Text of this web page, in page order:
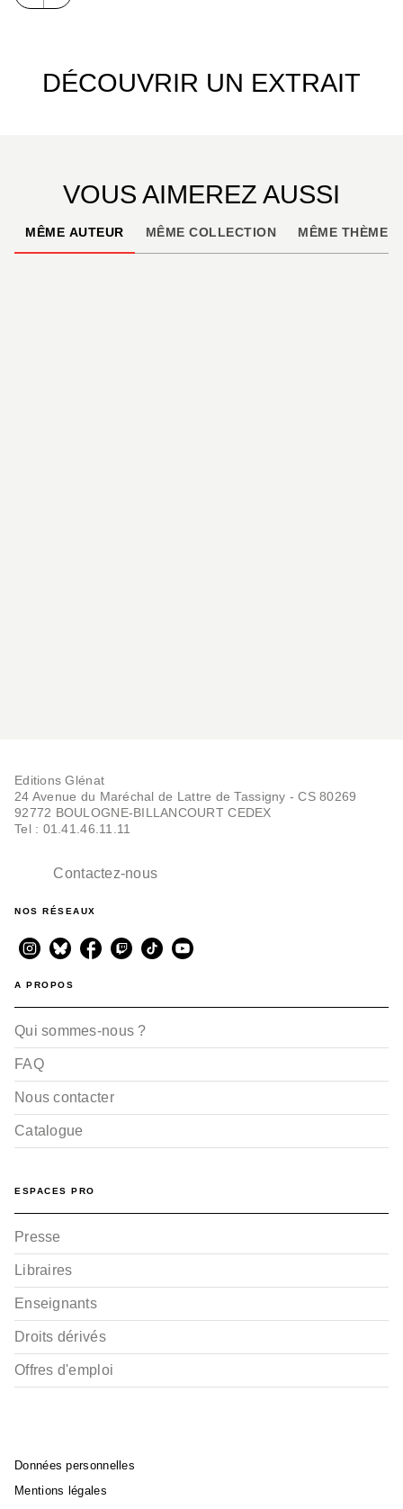
DÉCOUVRIR UN EXTRAIT
VOUS AIMEREZ AUSSI
MÊME AUTEUR MÊME COLLECTION MÊME THÈME
Editions Glénat
24 Avenue du Maréchal de Lattre de Tassigny - CS 80269
92772 BOULOGNE-BILLANCOURT CEDEX
Tel : 01.41.46.11.11
Contactez-nous
NOS RÉSEAUX
A PROPOS
Qui sommes-nous ?
FAQ
Nous contacter
Catalogue
ESPACES PRO
Presse
Libraires
Enseignants
Droits dérivés
Offres d'emploi
Données personnelles
Mentions légales